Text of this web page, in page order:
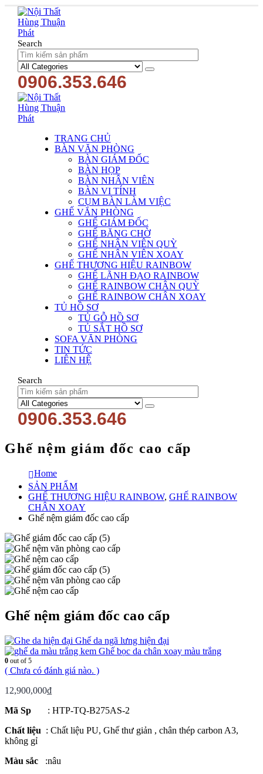
Search
0906.353.646
TRANG CHỦ
BÀN VĂN PHÒNG
BÀN GIÁM ĐỐC
BÀN HỌP
BÀN NHÂN VIÊN
BÀN VI TÍNH
CỤM BÀN LÀM VIỆC
GHẾ VĂN PHÒNG
GHẾ GIÁM ĐỐC
GHẾ BĂNG CHỜ
GHẾ NHÂN VIÊN QUỲ
GHẾ NHÂN VIÊN XOAY
GHẾ THƯƠNG HIỆU RAINBOW
GHẾ LÃNH ĐẠO RAINBOW
GHẾ RAINBOW CHÂN QUỲ
GHẾ RAINBOW CHÂN XOAY
TỦ HỒ SƠ
TỦ GỖ HỒ SƠ
TỦ SẮT HỒ SƠ
SOFA VĂN PHÒNG
TIN TỨC
LIÊN HỆ
Search
0906.353.646
Ghế nệm giám đốc cao cấp
Home
SẢN PHẨM
GHẾ THƯƠNG HIỆU RAINBOW, GHẾ RAINBOW
CHÂN XOAY
Ghế nệm giám đốc cao cấp
Ghế nệm giám đốc cao cấp
Ghế da ngã lưng hiện đại
Ghế bọc da chân xoay màu trắng
0 out of 5
( Chưa có đánh giá nào. )
12,900,000₫
Mã Sp : HTP-TQ-B275AS-2
Chất liệu : Chất liệu PU, Ghế thư giản , chân thép carbon A3,
không gỉ
Màu sắc :nâu